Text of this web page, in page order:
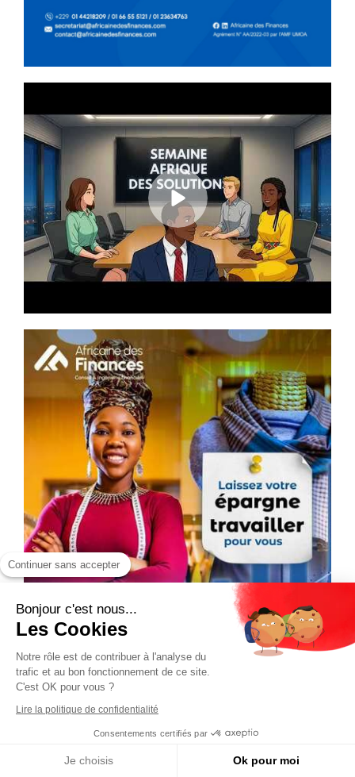
Continuer sans accepter
Bonjour c'est nous...
Les Cookies
Notre rôle est de contribuer à l'analyse du
trafic et au bon fonctionnement de ce site.
C'est OK pour vous ?
Lire la politique de confidentialité
Consentements certifiés par
Je choisis Ok pour moi